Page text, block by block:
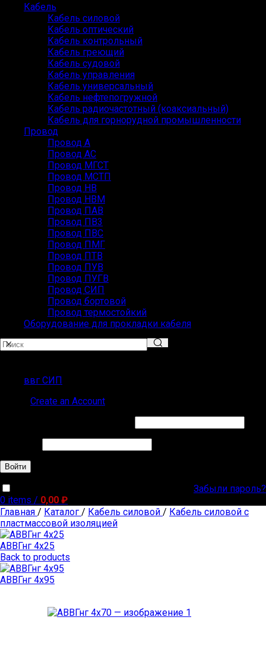
Кабель
Кабель силовой
Кабель оптический
Кабель контрольный
Кабель греющий
Кабель судовой
Кабель управления
Кабель универсальный
Кабель нефтепогружной
Кабель радиочастотный (коаксиальный)
Кабель для горнорудной промышленности
Провод
Провод А
Провод АС
Провод МГСТ
Провод МСТП
Провод НВ
Провод НВМ
Провод ПАВ
Провод ПВ3
Провод ПВС
Провод ПМГ
Провод ПТВ
Провод ПУВ
Провод ПУГВ
Провод СИП
Провод бортовой
Провод термостойкий
Оборудование для прокладки кабеля
ввг СИП
Create an Account
Войти
Забыли пароль?
0 items / 0,00 ₽
Главная / Каталог / Кабель силовой / Кабель силовой с
пластмассовой изоляцией
АВВГнг 4х25
Back to products
АВВГнг 4х95